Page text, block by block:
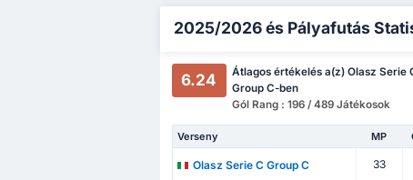
2025/2026 és Pályafutás
6.24
Átlagos értékelés a(z) Olasz Serie
Group C-ben
Gól Rang : 196 / 489 Játékosok
Verseny MP
Olasz Serie C Group C 33